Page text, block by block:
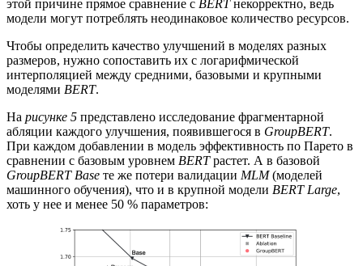
этой причине прямое сравнение с BERTнекорректно, ведь
модели могут потреблять неодинаковое количество ресурсов.
Чтобы определить качество улучшений в моделях разных
размеров, нужно сопоставить их с логарифмической
интерполяцией между средними, базовыми и крупными
моделями BERT.
На рисунке 5 представлено исследование фрагментарной
абляции каждого улучшения, появившегося в GroupBERT.
При каждом добавлении в модель эффективность по Парето в
сравнении с базовым уровнем BERTрастет. А в базовой
GroupBERT Base те же потери валидации MLM(моделей
машинного обучения), что и в крупной модели BERT Large,
хоть у нее и менее 50 % параметров: